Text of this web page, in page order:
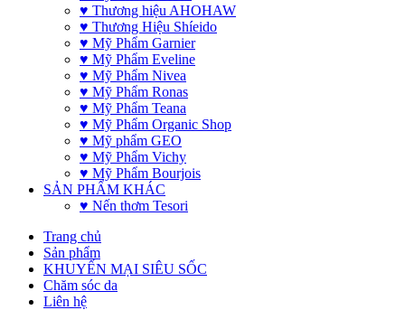
♥ Thương hiệu AHOHAW
♥ Thương Hiệu Shíeido
♥ Mỹ Phẩm Garnier
♥ Mỹ Phẩm Eveline
♥ Mỹ Phẩm Nivea
♥ Mỹ Phẩm Ronas
♥ Mỹ Phẩm Teana
♥ Mỹ Phẩm Organic Shop
♥ Mỹ phẩm GEO
♥ Mỹ Phẩm Vichy
♥ Mỹ Phẩm Bourjois
SẢN PHẨM KHÁC
♥ Nến thơm Tesori
Trang chủ
Sản phẩm
KHUYẾN MẠI SIÊU SỐC
Chăm sóc da
Liên hệ